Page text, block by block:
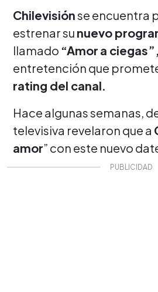
Chilevisiónse encuentra
estrenar su nuevo
llamado “Amor a ciegas”,
entretención que
rating del canal.
Hace algunas semanas,
televisiva revelaron que a
amor” con este nuevo